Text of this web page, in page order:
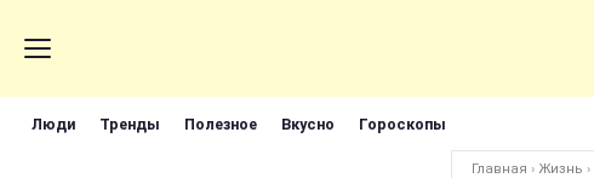
Люди Тренды Полезное Вкусно Гороскопы
Главная › Жизнь ›